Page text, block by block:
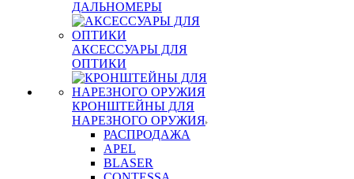
ДАЛЬНОМЕРЫ
АКСЕССУАРЫ ДЛЯ
ОПТИКИ
КРОНШТЕЙНЫ ДЛЯ
НАРЕЗНОГО ОРУЖИЯ
РАСПРОДАЖА
APEL
BLASER